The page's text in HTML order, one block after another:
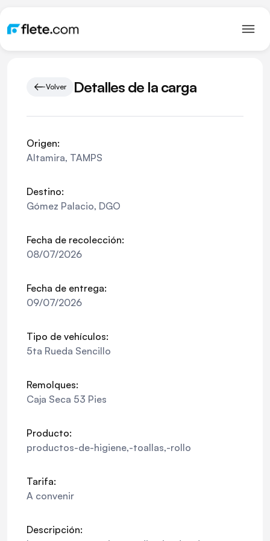
Volver Detalles de la carga
Origen:
Altamira, TAMPS
Destino:
Gómez Palacio, DGO
Fecha de recolección:
08/07/2026
Fecha de entrega:
09/07/2026
Tipo de vehículos:
5ta Rueda Sencillo
Remolques:
Caja Seca 53 Pies
Producto:
productos-de-higiene,-toallas,-rollo
Tarifa:
A convenir
Descripción: